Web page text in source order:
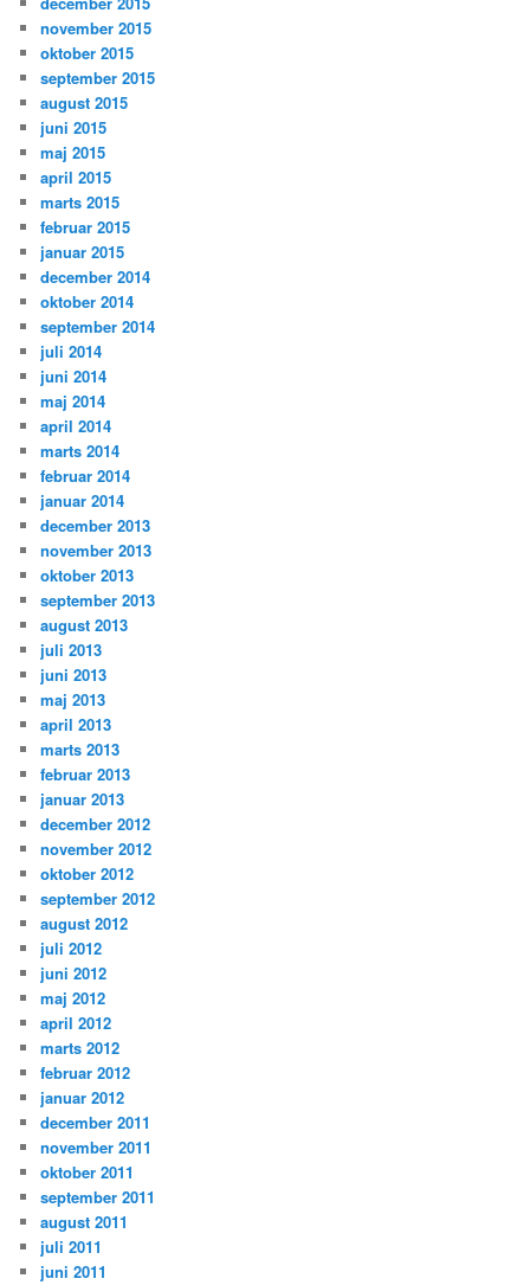
november 2015
oktober 2015
september 2015
august 2015
juni 2015
maj 2015
april 2015
marts 2015
februar 2015
januar 2015
december 2014
oktober 2014
september 2014
juli 2014
juni 2014
maj 2014
april 2014
marts 2014
februar 2014
januar 2014
december 2013
november 2013
oktober 2013
september 2013
august 2013
juli 2013
juni 2013
maj 2013
april 2013
marts 2013
februar 2013
januar 2013
december 2012
november 2012
oktober 2012
september 2012
august 2012
juli 2012
juni 2012
maj 2012
april 2012
marts 2012
februar 2012
januar 2012
december 2011
november 2011
oktober 2011
september 2011
august 2011
juli 2011
juni 2011